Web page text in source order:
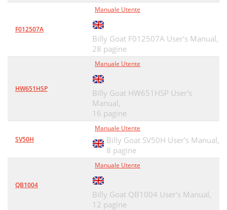
F012507A
Manuale Utente
Billy Goat F012507A User's Manual,
28 pagine
HW651HSP
Manuale Utente
Billy Goat HW651HSP User's
Manual,
16 pagine
SV50H
Manuale Utente
Billy Goat SV50H User's Manual,
8 pagine
QB1004
Manuale Utente
Billy Goat QB1004 User's Manual,
12 pagine